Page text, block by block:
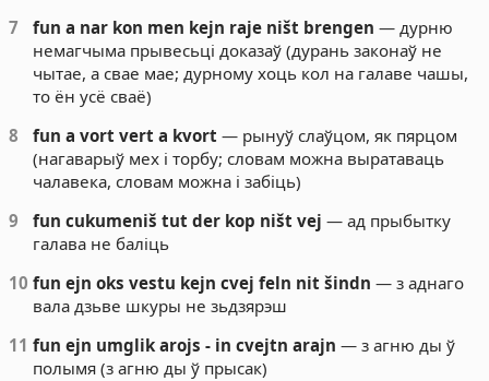
7
fun a nar kon men kejn raje ništ brengen — дурню
немагчыма прывесьці доказаў (дурань законаў не
чытае, а свае мае; дурному хоць кол на галаве чашы,
то ён усё сваё)
8
fun a vort vert a kvort — рынуў слаўцом, як пярцом
(нагаварыў мех і торбу; словам можна выратаваць
чалавека, словам можна і забіць)
9
fun cukumeniš tut der kop ništ vej — ад прыбытку
галава не баліць
10 fun ejn oks vestu kejn cvej feln nit šindn — з аднаго
вала дзьве шкуры не зьдзярэш
11 fun ejn umglik arojs - in cvejtn arajn — з агню ды ў
полымя (з агню ды ў прысак)